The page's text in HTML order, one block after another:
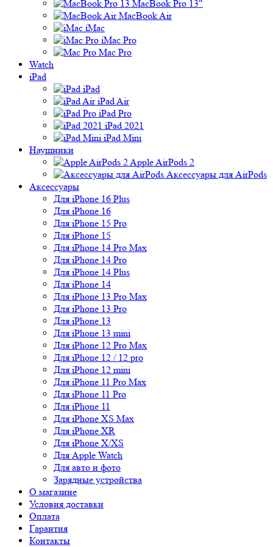
MacBook Pro 13"
MacBook Air
iMac
iMac Pro
Mac Pro
Watch
iPad
iPad
iPad Air
iPad Pro
iPad 2021
iPad Mini
Наушники
Apple AirPods 2
Аксессуары для AirPods
Аксессуары
Для iPhone 16 Plus
Для iPhone 16
Для iPhone 15 Pro
Для iPhone 15
Для iPhone 14 Pro Max
Для iPhone 14 Pro
Для iPhone 14 Plus
Для iPhone 14
Для iPhone 13 Pro Max
Для iPhone 13 Pro
Для iPhone 13
Для iPhone 13 mini
Для iPhone 12 Pro Max
Для iPhone 12 / 12 pro
Для iPhone 12 mini
Для iPhone 11 Pro Max
Для iPhone 11 Pro
Для iPhone 11
Для iPhone XS Max
Для iPhone XR
Для iPhone X/XS
Для Apple Watch
Для авто и фото
Зарядные устройства
О магазине
Условия доставки
Оплата
Гарантия
Контакты